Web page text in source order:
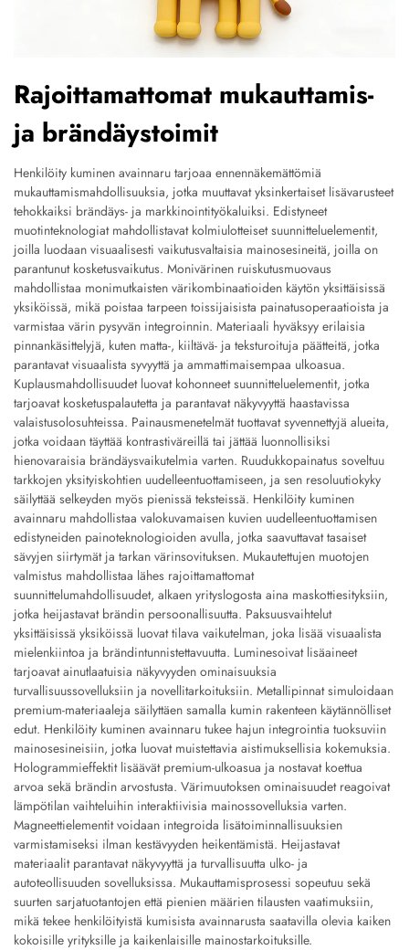
Rajoittamattomat mukauttamis-
ja brändäystoimit
Henkilöity kuminen avainnaru tarjoaa ennennäkemättömiä
mukauttamismahdollisuuksia, jotka muuttavat yksinkertaiset lisävarusteet
tehokkaiksi brändäys- ja markkinointityökaluiksi. Edistyneet
muotinteknologiat mahdollistavat kolmiulotteiset suunnitteluelementit,
joilla luodaan visuaalisesti vaikutusvaltaisia mainosesineitä, joilla on
parantunut kosketusvaikutus. Monivärinen ruiskutusmuovaus
mahdollistaa monimutkaisten värikombinaatioiden käytön yksittäisissä
yksiköissä, mikä poistaa tarpeen toissijaisista painatusoperaatioista ja
varmistaa värin pysyvän integroinnin. Materiaali hyväksyy erilaisia
pinnankäsittelyjä, kuten matta-, kiiltävä- ja teksturoituja päätteitä, jotka
parantavat visuaalista syvyyttä ja ammattimaisempaa ulkoasua.
Kuplausmahdollisuudet luovat kohonneet suunnitteluelementit, jotka
tarjoavat kosketuspalautetta ja parantavat näkyvyyttä haastavissa
valaistusolosuhteissa. Painausmenetelmät tuottavat syvennettyjä alueita,
jotka voidaan täyttää kontrastiväreillä tai jättää luonnollisiksi
hienovaraisia brändäysvaikutelmia varten. Ruudukkopainatus soveltuu
tarkkojen yksityiskohtien uudelleentuottamiseen, ja sen resoluutiokyky
säilyttää selkeyden myös pienissä teksteissä. Henkilöity kuminen
avainnaru mahdollistaa valokuvamaisen kuvien uudelleentuottamisen
edistyneiden painoteknologioiden avulla, jotka saavuttavat tasaiset
sävyjen siirtymät ja tarkan värinsovituksen. Mukautettujen muotojen
valmistus mahdollistaa lähes rajoittamattomat
suunnittelumahdollisuudet, alkaen yrityslogosta aina maskottiesityksiin,
jotka heijastavat brändin persoonallisuutta. Paksuusvaihtelut
yksittäisissä yksiköissä luovat tilava vaikutelman, joka lisää visuaalista
mielenkiintoa ja brändintunnistettavuutta. Luminesoivat lisäaineet
tarjoavat ainutlaatuisia näkyvyyden ominaisuuksia
turvallisuussovelluksiin ja novellitarkoituksiin. Metallipinnat simuloidaan
premium-materiaaleja säilyttäen samalla kumin rakenteen käytännölliset
edut. Henkilöity kuminen avainnaru tukee hajun integrointia tuoksuviin
mainosesineisiin, jotka luovat muistettavia aistimuksellisia kokemuksia.
Hologrammieffektit lisäävät premium-ulkoasua ja nostavat koettua
arvoa sekä brändin arvostusta. Värimuutoksen ominaisuudet reagoivat
lämpötilan vaihteluihin interaktiivisia mainossovelluksia varten.
Magneettielementit voidaan integroida lisätoiminnallisuuksien
varmistamiseksi ilman kestävyyden heikentämistä. Heijastavat
materiaalit parantavat näkyvyyttä ja turvallisuutta ulko- ja
autoteollisuuden sovelluksissa. Mukauttamisprosessi sopeutuu sekä
suurten sarjatuotantojen että pienien määrien tilausten vaatimuksiin,
mikä tekee henkilöityistä kumisista avainnarusta saatavilla olevia kaiken
kokoisille yrityksille ja kaikenlaisille mainostarkoituksille.